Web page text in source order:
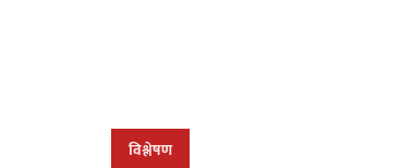
विश्लेषण